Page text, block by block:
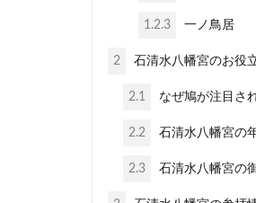
1.2.3 一ノ鳥居
2 石清水八幡宮のお役
2.1 なぜ鳩が注目さ
2.2 石清水八幡宮の
2.3 石清水八幡宮の